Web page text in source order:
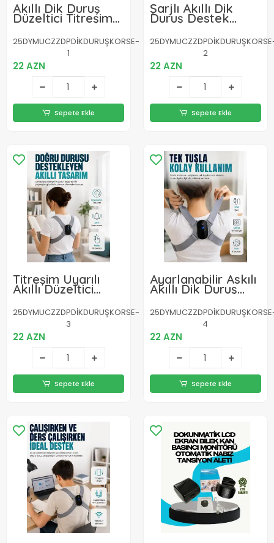
Akıllı Dik Duruş
Düzeltici Titreşim
Uyarılı Şarjlı
Destek Cihazı
25DYMUCZZDPDİKDURUŞKORSE-
1
22 AZN
Sepete Ekle
Şarjlı Akıllı Dik
Duruş Destek
Aparatı
Ayarlanabilir Omuz
Bandı
2
22 AZN
Sepete Ekle
Titreşim Uyarılı
Akıllı Düzeltici
Günlük Kullanıma
Uygun Dik Duruş
Cihazı
25DYMUCZZDPDİKDURUŞKORSE-
3
22 AZN
Sepete Ekle
Ayarlanabilir Askılı
Akıllı Dik Duruş
Destekleyici Dijital
Göstergeli Dik
Duruş Cihazı
4
22 AZN
Sepete Ekle